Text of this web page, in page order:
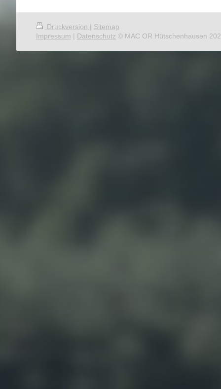
Druckversion | Sitemap
Impressum | Datenschutz © MAC OR Hütschenhausen